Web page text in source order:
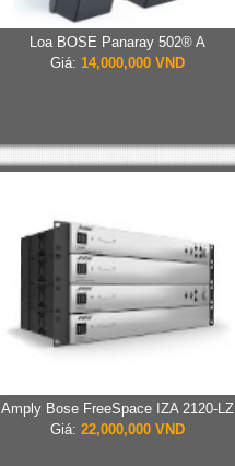
Loa BOSE Panaray 502® A
Giá: 14,000,000 VND
Amply Bose FreeSpace IZA 2120-LZ
Giá: 22,000,000 VND